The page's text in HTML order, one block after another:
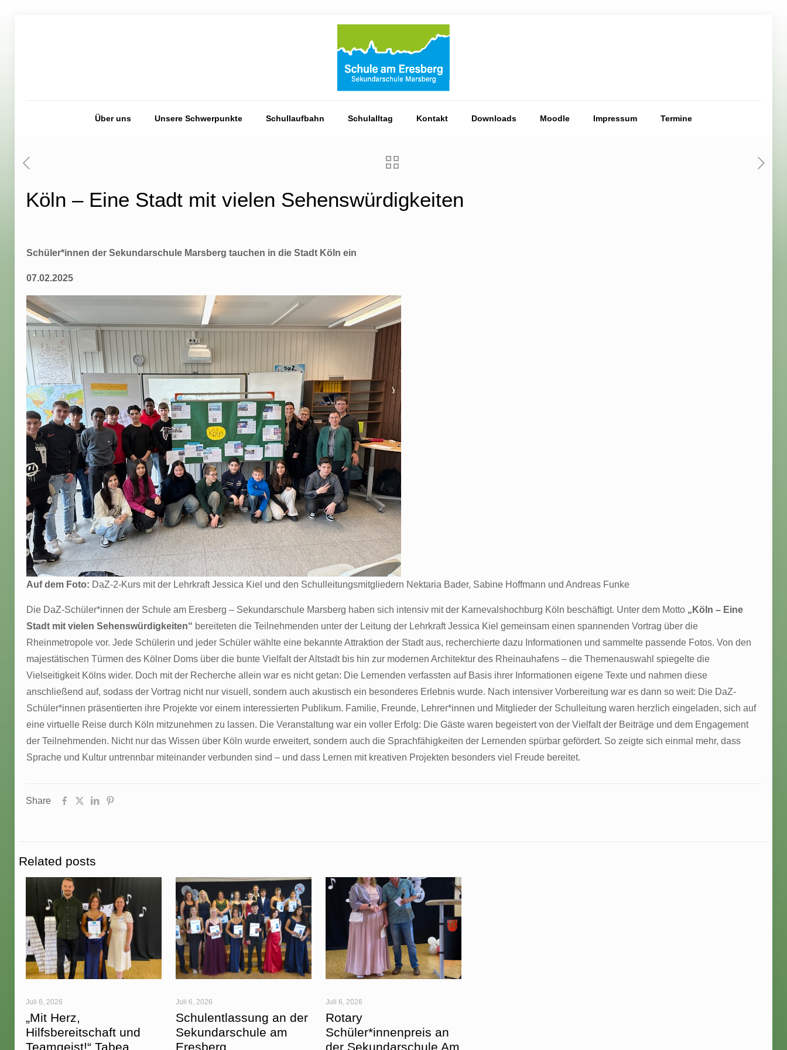
Über uns Unsere Schwerpunkte Schullaufbahn Schulalltag Kontakt Downloads Moodle Impressum Termine
Köln – Eine Stadt mit vielen Sehenswürdigkeiten
Schüler*innen der Sekundarschule Marsberg tauchen in die Stadt Köln ein
07.02.2025
Auf dem Foto: DaZ-2-Kurs mit der Lehrkraft Jessica Kiel und den Schulleitungsmitgliedern Nektaria Bader, Sabine Hoffmann und Andreas Funke
Die DaZ-Schüler*innen der Schule am Eresberg – Sekundarschule Marsberg haben sich intensiv mit der Karnevalshochburg Köln beschäftigt. Unter dem Motto „Köln – Eine
Stadt mit vielen Sehenswürdigkeiten“ bereiteten die Teilnehmenden unter der Leitung der Lehrkraft Jessica Kiel gemeinsam einen spannenden Vortrag über die
Rheinmetropole vor. Jede Schülerin und jeder Schüler wählte eine bekannte Attraktion der Stadt aus, recherchierte dazu Informationen und sammelte passende Fotos. Von den
majestätischen Türmen des Kölner Doms über die bunte Vielfalt der Altstadt bis hin zur modernen Architektur des Rheinauhafens – die Themenauswahl spiegelte die
Vielseitigkeit Kölns wider. Doch mit der Recherche allein war es nicht getan: Die Lernenden verfassten auf Basis ihrer Informationen eigene Texte und nahmen diese
anschließend auf, sodass der Vortrag nicht nur visuell, sondern auch akustisch ein besonderes Erlebnis wurde. Nach intensiver Vorbereitung war es dann so weit: Die DaZ-
Schüler*innen präsentierten ihre Projekte vor einem interessierten Publikum. Familie, Freunde, Lehrer*innen und Mitglieder der Schulleitung waren herzlich eingeladen, sich auf
eine virtuelle Reise durch Köln mitzunehmen zu lassen. Die Veranstaltung war ein voller Erfolg: Die Gäste waren begeistert von der Vielfalt der Beiträge und dem Engagement
der Teilnehmenden. Nicht nur das Wissen über Köln wurde erweitert, sondern auch die Sprachfähigkeiten der Lernenden spürbar gefördert. So zeigte sich einmal mehr, dass
Sprache und Kultur untrennbar miteinander verbunden sind – und dass Lernen mit kreativen Projekten besonders viel Freude bereitet.
Share
Related posts
Juli 6, 2026
„Mit Herz,
Hilfsbereitschaft und
Teamgeist!“ Tabea
Juli 6, 2026
Schulentlassung an der
Sekundarschule am
Eresberg
Juli 6, 2026
Rotary
Schüler*innenpreis an
der Sekundarschule Am